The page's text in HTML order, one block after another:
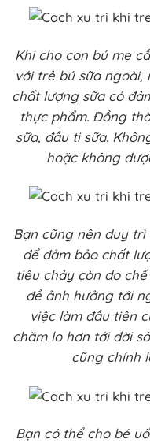
Khi cho con bú mẹ
với trẻ bú sữa ngoài,
chất lượng sữa có
thực phẩm. Đồng
sữa, đầu ti sữa.
hoặc không
Bạn cũng nên duy
để đảm bảo chất
tiêu chảy còn do
đề ảnh hưởng tới
việc làm đầu tiên
chăm lo hơn tới đời
cũng chính
Bạn có thể cho bé